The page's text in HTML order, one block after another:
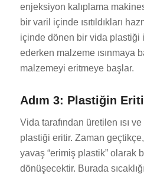
enjeksiyon kalıplama
bir varil içinde ısıtıldıkları
içinde dönen bir vida plastiği
ederken malzeme ısınmaya
malzemeyi eritmeye başlar.
Adım 3: Plastiğin
Vida tarafından üretilen ısı
plastiği eritir. Zaman
yavaş “erimiş plastik” olarak
dönüşecektir. Burada